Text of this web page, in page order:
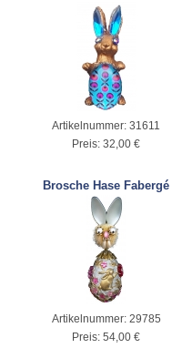
Artikelnummer: 31611
Preis: 32,00 €
Brosche Hase Fabergé
Artikelnummer: 29785
Preis: 54,00 €